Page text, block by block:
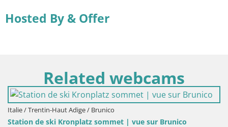
Hosted By & Offer
Related webcams